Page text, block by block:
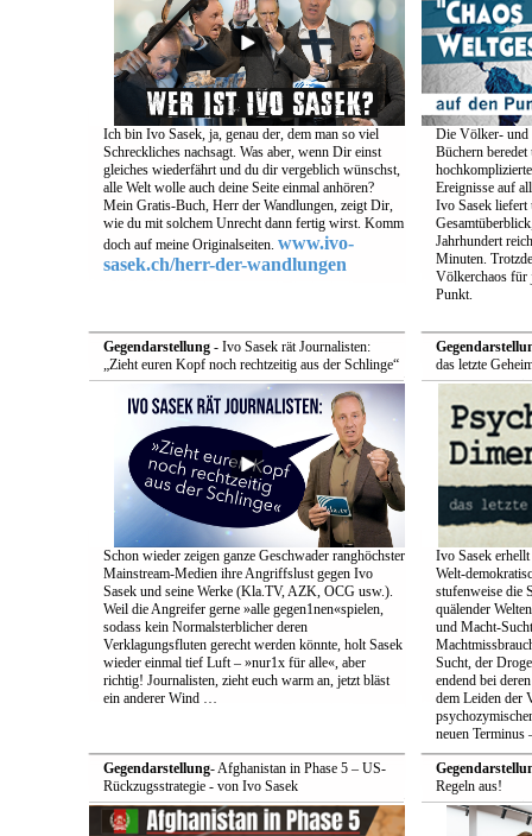
Ich bin Ivo Sasek, ja, genau der, dem man so viel
Schreckliches nachsagt. Was aber, wenn Dir einst
gleiches wiederfährt und du dir vergeblich wünschst,
alle Welt wolle auch deine Seite einmal anhören?
Mein Gratis-Buch, Herr der Wandlungen, zeigt Dir,
wie du mit solchem Unrecht dann fertig wirst. Komm
doch auf meine Originalseiten. www.ivo-
sasek.ch/herr-der-wandlungen
Die Völker- und
Büchern beredet
Ereignisse auf
Ivo Sasek liefert
Jahrhundert
Minuten.
Völkerchaos für
Punkt.
Gegendarstellung- Ivo Sasek rät Journalisten:
„Zieht euren Kopf noch rechtzeitig aus der Schlinge“
Schon wieder zeigen ganze Geschwader ranghöchster
Mainstream-Medien ihre Angriffslust gegen Ivo
Sasek und seine Werke (Kla.TV, AZK, OCG usw.).
Weil die Angreifer gerne »alle gegen1nen«spielen,
sodass kein Normalsterblicher deren
Verklagungsfluten gerecht werden könnte, holt Sasek
wieder einmal tief Luft – »nur1x für alle«, aber
richtig! Journalisten, zieht euch warm an, jetzt bläst
ein anderer Wind …
das letzte
Ivo Sasek
Welt-
stufenweise die
quälender
und Macht-
Sucht, der
endend bei
dem Leiden der
neuen Terminus
Gegendarstellung- Afghanistan in Phase 5 – US-
Rückzugsstrategie - von Ivo Sasek
Regeln aus!